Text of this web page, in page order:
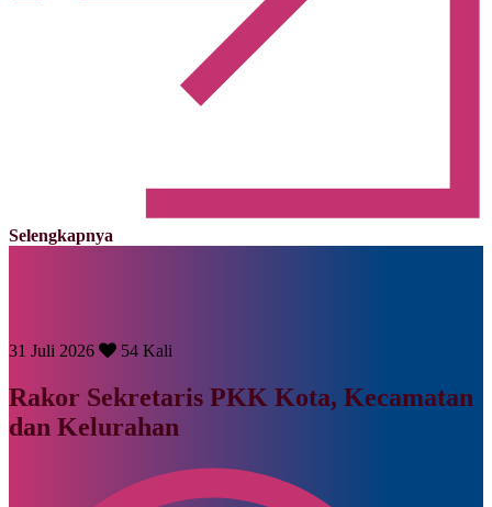
Selengkapnya
31 Juli 2026 54 Kali
Rakor Sekretaris PKK Kota, Kecamatan
dan Kelurahan